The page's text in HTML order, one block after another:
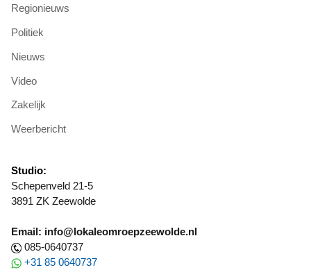
Regionieuws
Politiek
Nieuws
Video
Zakelijk
Weerbericht
Studio:
Schepenveld 21-5
3891 ZK Zeewolde
Email: info@lokaleomroepzeewolde.nl
085-0640737
+31 85 0640737